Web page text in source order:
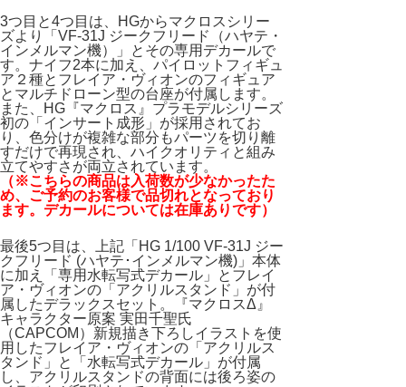
3つ目と4つ目は、HGからマクロスシリー
ズより「VF-31J ジークフリード（ハヤテ・
インメルマン機）」とその専用デカールで
す。ナイフ2本に加え、パイロットフィギュ
ア２種とフレイア・ヴィオンのフィギュア
とマルチドローン型の台座が付属します。
また、HG『マクロス』プラモデルシリーズ
初の「インサート成形」が採用されてお
り、色分けが複雑な部分もパーツを切り離
すだけで再現され、ハイクオリティと組み
立てやすさが両立されています。
（※こちらの商品は入荷数が少なかったた
め、ご予約のお客様で品切れとなっており
ます。デカールについては在庫ありです）
最後5つ目は、上記「HG 1/100 VF-31J ジー
クフリード (ハヤテ･インメルマン機)」本体
に加え「専用水転写式デカール」とフレイ
ア・ヴィオンの「アクリルスタンド」が付
属したデラックスセット。『マクロスΔ』
キャラクター原案 実田千聖氏
（CAPCOM）新規描き下ろしイラストを使
用したフレイア・ヴィオンの「アクリルス
タンド」と「水転写式デカール」が付属
し、アクリルスタンドの背面には後ろ姿の